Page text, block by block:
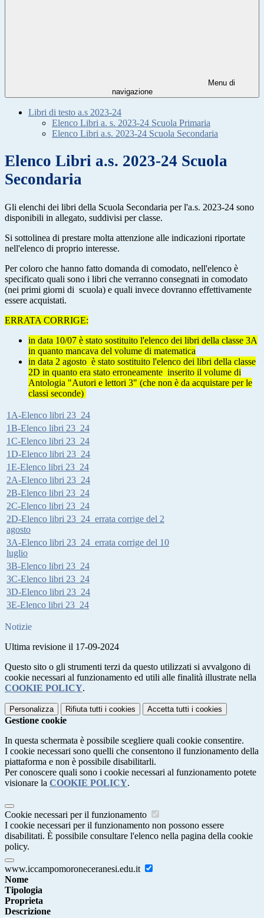
Menu di
navigazione
Libri di testo a.s 2023-24
Elenco Libri a. s. 2023-24 Scuola Primaria
Elenco Libri a.s. 2023-24 Scuola Secondaria
Elenco Libri a.s. 2023-24 Scuola
Secondaria
Gli elenchi dei libri della Scuola Secondaria per l'a.s. 2023-24 sono
disponibili in allegato, suddivisi per classe.
Si sottolinea di prestare molta attenzione alle indicazioni riportate
nell'elenco di proprio interesse.
Per coloro che hanno fatto domanda di comodato, nell'elenco è
specificato quali sono i libri che verranno consegnati in comodato
(nei primi giorni di scuola) e quali invece dovranno effettivamente
essere acquistati.
ERRATA CORRIGE:
in data 10/07 è stato sostituito l'elenco dei libri della classe 3A
in quanto mancava del volume di matematica
in data 2 agosto è stato sostituito l'elenco dei libri della classe
2D in quanto era stato erroneamente inserito il volume di
Antologia "Autori e lettori 3" (che non è da acquistare per le
classi seconde)
1A-Elenco libri 23_24
1B-Elenco libri 23_24
1C-Elenco libri 23_24
1D-Elenco libri 23_24
1E-Elenco libri 23_24
2A-Elenco libri 23_24
2B-Elenco libri 23_24
2C-Elenco libri 23_24
2D-Elenco libri 23_24_errata corrige del 2
agosto
3A-Elenco libri 23_24_errata corrige del 10
luglio
3B-Elenco libri 23_24
3C-Elenco libri 23_24
3D-Elenco libri 23_24
3E-Elenco libri 23_24
Notizie
Ultima revisione il 17-09-2024
Questo sito o gli strumenti terzi da questo utilizzati si avvalgono di
cookie necessari al funzionamento ed utili alle finalità illustrate nella
COOKIE POLICY.
Personalizza Rifiuta tutti i cookies Accetta tutti i cookies
Gestione cookie
In questa schermata è possibile scegliere quali cookie consentire.
I cookie necessari sono quelli che consentono il funzionamento della
piattaforma e non è possibile disabilitarli.
Per conoscere quali sono i cookie necessari al funzionamento potete
visionare la COOKIE POLICY.
Cookie necessari per il funzionamento
I cookie necessari per il funzionamento non possono essere
disabilitati. È possibile consultare l'elenco nella pagina della cookie
policy.
www.iccampomoroneceranesi.edu.it
Nome
Tipologia
Proprieta
Descrizione